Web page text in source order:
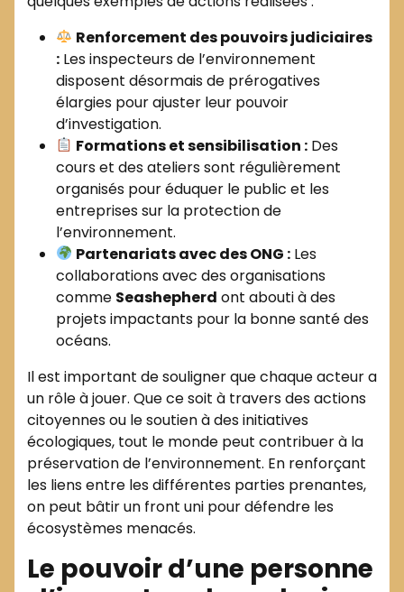
Renforcement des pouvoirs judiciaires
: Les inspecteurs de l’environnement
disposent désormais de prérogatives
élargies pour ajuster leur pouvoir
d’investigation.
Formations et sensibilisation : Des
cours et des ateliers sont régulièrement
organisés pour éduquer le public et les
entreprises sur la protection de
l’environnement.
Partenariats avec des ONG : Les
collaborations avec des organisations
comme Seashepherd ont abouti à des
projets impactants pour la bonne santé des
océans.
Il est important de souligner que chaque acteur a
un rôle à jouer. Que ce soit à travers des actions
citoyennes ou le soutien à des initiatives
écologiques, tout le monde peut contribuer à la
préservation de l’environnement. En renforçant
les liens entre les différentes parties prenantes,
on peut bâtir un front uni pour défendre les
écosystèmes menacés.
Le pouvoir d’une personne